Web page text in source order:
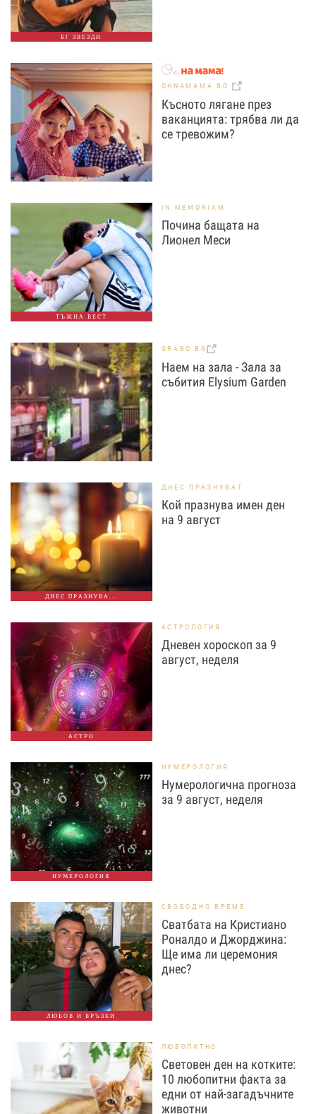
БГ ЗВЕЗДИ
OHNAMAMA.BG
Късното лягане през
ваканцията: трябва ли да
се тревожим?
ТЪЖНА ВЕСТ
IN MEMORIAM
Почина бащата на
Лионел Меси
GRABO.BG
Наем на зала - Зала за
събития Elysium Garden
ДНЕС ПРАЗНУВА...
ДНЕС ПРАЗНУВАТ
Кой празнува имен ден
на 9 август
АСТРО
АСТРОЛОГИЯ
Дневен хороскоп за 9
август, неделя
НУМЕРОЛОГИЯ
НУМЕРОЛОГИЯ
Нумерологична прогноза
за 9 август, неделя
ЛЮБОВ И ВРЪЗКИ
СВОБОДНО ВРЕМЕ
Сватбата на Кристиано
Роналдо и Джорджина:
Ще има ли церемония
днес?
ЛЮБОПИТНО
Световен ден на котките:
10 любопитни факта за
едни от най-загадъчните
животни